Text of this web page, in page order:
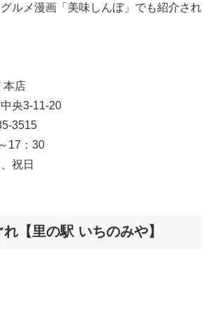
ルメ漫画「美味しんぼ」でも紹介され
店
央3-11-20
3515
17：30
祝日
【里の駅 いちのみや】